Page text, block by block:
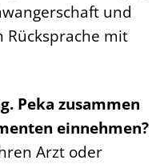
und
Rücksprache mit
Peka zusammen
einnehmen?
Arzt oder